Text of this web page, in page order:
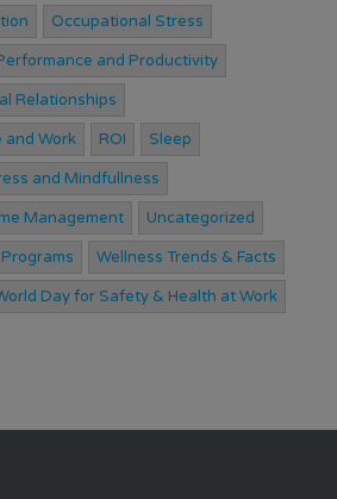
Occupational Stress
and Productivity
Relationships
and Work ROI Sleep
and Mindfullness
Management Uncategorized
Wellness Trends & Facts
Day for Safety & Health at Work